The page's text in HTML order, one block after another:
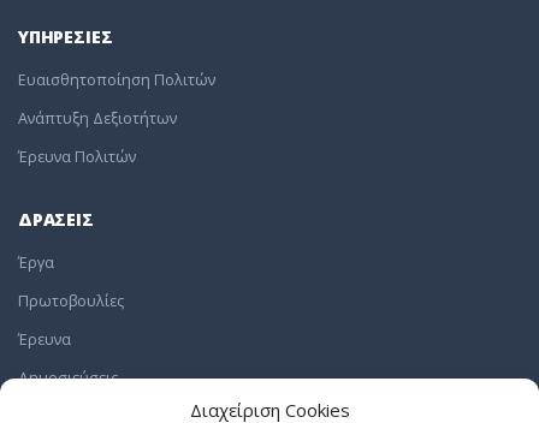
Διαχείριση Cookies
ΥΠΗΡΕΣΙΕΣ
Ευαισθητοποίηση Πολιτών
Ανάπτυξη Δεξιοτήτων
Έρευνα Πολιτών
ΔΡΑΣΕΙΣ
Έργα
Πρωτοβουλίες
Έρευνα
Δημοσιεύσεις